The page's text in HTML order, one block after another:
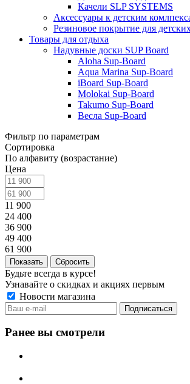
Качели SLP SYSTEMS
Аксессуары к детским
Резиновое покрытие для
Товары для отдыха
Надувные доски SUP Board
Aloha Sup-Board
Aqua Marina Sup-Board
iBoard Sup-Board
Molokai Sup-Board
Takumo Sup-Board
Весла Sup-Board
Фильтр по параметрам
Сортировка
По алфавиту (возрастание)
Цена
11 900
24 400
36 900
49 400
61 900
Сбросить
Будьте всегда в курсе!
Узнавайте о скидках и акциях первым
Новости магазина
Ранее вы смотрели